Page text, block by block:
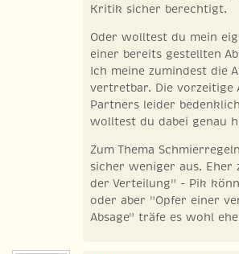
Kritik sicher berechtigt.
Oder wolltest du mein
einer bereits gestellten
Ich meine zumindest die
vertretbar. Die vorzeitige
Partners leider
wolltest du dabei genau
Zum Thema
sicher weniger aus. Eher
der Verteilung" - Pik
oder aber "Opfer einer
Absage" träfe es wohl